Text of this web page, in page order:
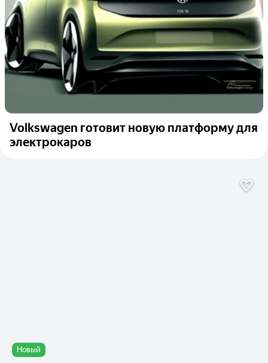
Volkswagen готовит новую платформу для
электрокаров
Новый